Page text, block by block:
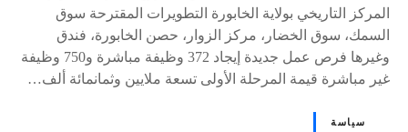
المركز التاريخي بولاية الخابورة التطويرات المقترحة سوق
السمك، سوق الخضار، مركز الزوار، حصن الخابورة، فندق
وغيرها فرص عمل جديدة إيجاد 372 وظيفة مباشرة و750 وظيفة
غير مباشرة قيمة المرحلة الأولى تسعة ملايين وثمانمائة ألف…
سياسة